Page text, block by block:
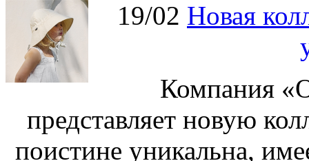
19/02 Новая
Компания
представляет новую
поистине уникальна,